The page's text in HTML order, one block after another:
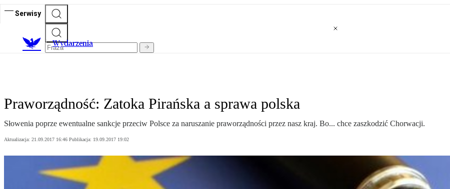
Serwisy
Wydarzenia
Praworządność: Zatoka Pirańska a sprawa polska
Słowenia poprze ewentualne sankcje przeciw Polsce za naruszanie praworządności przez nasz kraj. Bo... chce zaszkodzić Chorwacji.
Aktualizacja: 21.09.2017 16:46 Publikacja: 19.09.2017 19:02